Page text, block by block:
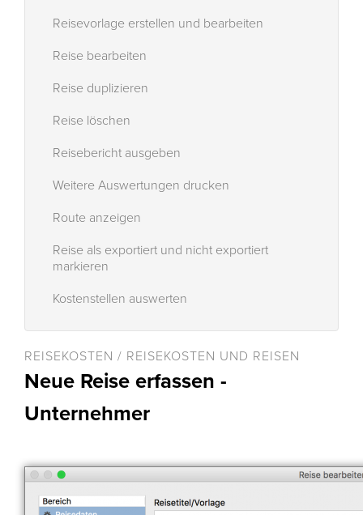
Reisevorlage erstellen und bearbeiten
Reise bearbeiten
Reise duplizieren
Reise löschen
Reisebericht ausgeben
Weitere Auswertungen drucken
Route anzeigen
Reise als exportiert und nicht exportiert
markieren
Kostenstellen auswerten
REISEKOSTEN / REISEKOSTEN UND REISEN
Neue Reise erfassen -
Unternehmer